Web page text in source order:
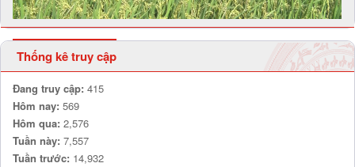
Thống kê truy cập
Đang truy cập: 415
Hôm nay: 569
Hôm qua: 2,576
Tuần này: 7,557
Tuần trước: 14,932